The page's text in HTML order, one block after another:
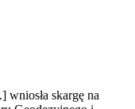
wniosła skargę na